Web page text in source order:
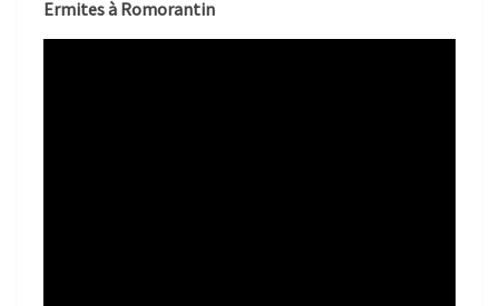
Ermites à Romorantin